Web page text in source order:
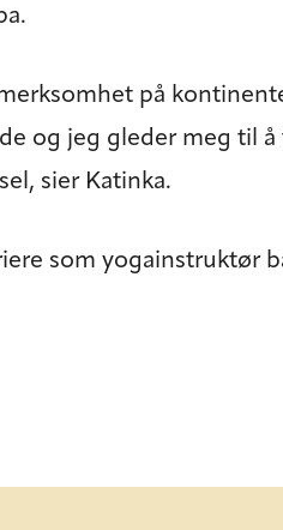
på
og jeg gleder meg til
sier Katinka.
som yogainstruktør